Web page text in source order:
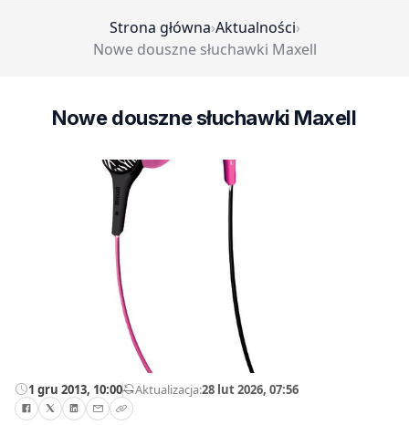
Strona główna›Aktualności›
Nowe douszne słuchawki Maxell
Nowe douszne słuchawki Maxell
1 gru 2013, 10:00—Aktualizacja:28 lut 2026, 07:56